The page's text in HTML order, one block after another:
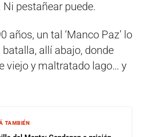
Ni pestañear puede.
años, un tal ‘Manco Paz’ lo
allí abajo, donde
viejo y maltratado lago… y
TAMBIÉN